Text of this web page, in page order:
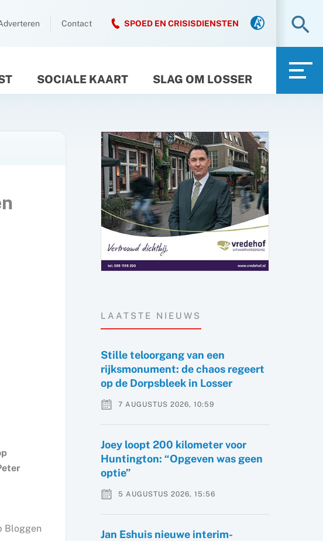
Contact SPOED EN CRISISDIENSTEN
SOCIALE KAART SLAG OM LOSSER
Bloggen
LAATSTE NIEUWS
Stille teloorgang van een
rijksmonument: de chaos regeert
op de Dorpsbleek in Losser
7 AUGUSTUS 2026, 10:59
Joey loopt 200 kilometer voor
Huntington: “Opgeven was geen
optie”
5 AUGUSTUS 2026, 15:56
Jan Eshuis nieuwe interim-